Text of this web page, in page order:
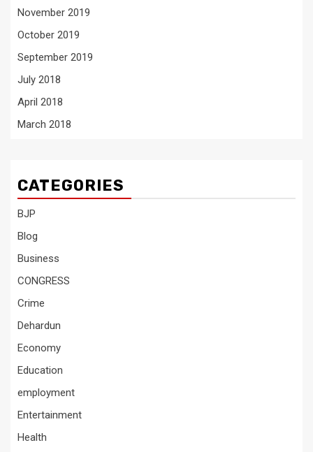
November 2019
October 2019
September 2019
July 2018
April 2018
March 2018
CATEGORIES
BJP
Blog
Business
CONGRESS
Crime
Dehardun
Economy
Education
employment
Entertainment
Health